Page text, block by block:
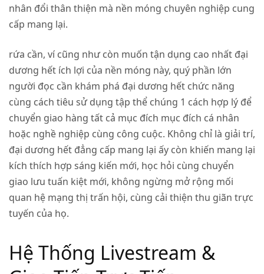
nhân đổi thân thiện mà nền móng chuyên nghiệp cung
cấp mang lại.
rứa cần, ví cũng như còn muốn tận dụng cao nhất đại
dương hết ích lợi của nền móng này, quý phần lớn
người đọc cần khám phá đại dương hết chức năng
cùng cách tiêu sử dụng tập thể chúng 1 cách hợp lý để
chuyển giao hàng tất cả mục đích mục đích cá nhân
hoặc nghề nghiệp cùng công cuộc. Không chỉ là giải trí,
đại dương hết đẳng cấp mang lại ấy còn khiến mang lại
kích thích hợp sáng kiến mới, học hỏi cùng chuyển
giao lưu tuấn kiệt mới, không ngừng mở rộng mối
quan hệ mạng thị trấn hội, cùng cải thiện thu giãn trực
tuyến của họ.
Hệ Thống Livestream &